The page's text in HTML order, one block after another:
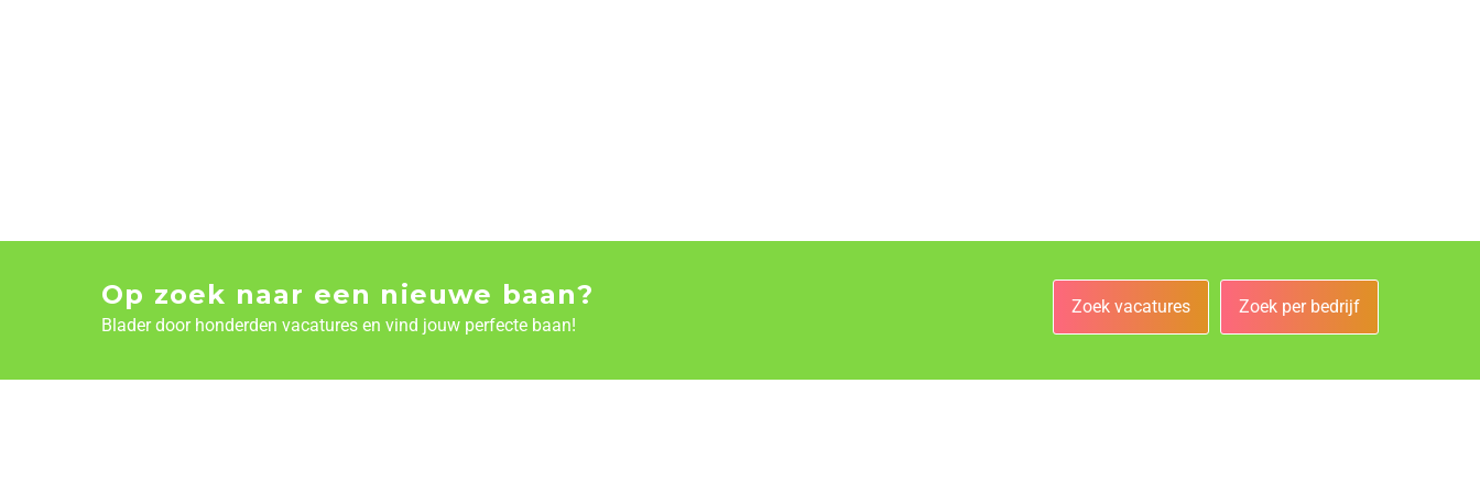
Op zoek naar een nieuwe baan?
Blader door honderden vacatures en vind jouw perfecte baan!
Zoek vacatures Zoek per bedrijf